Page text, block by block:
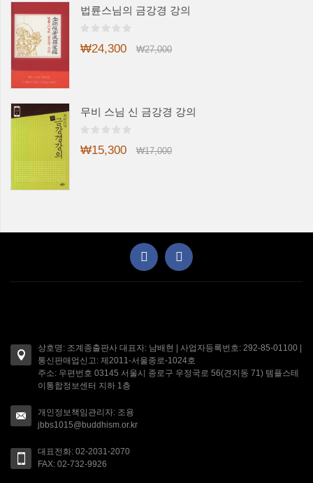
법륜스님의 금강경 강의
₩24,300 ₩27,000
무비 스님 신 금강경 강의
₩15,300 ₩17,000
상호명: 조계종출판사 대표자: 남배현 | 사업자등록번호: 292-85-01100 |
통신판매업신고: 제2011-서울종로-1024호
주소: 우편번호 03145 서울시 종로구 우정국로 56(견지동 71) 템플스테
이통합정보센터 지하 1층
개인정보책임관리자: 조용
jbbs1015@buddhism.or.kr
대표전화: 02-2031-2070
FAX: 02-732-9926